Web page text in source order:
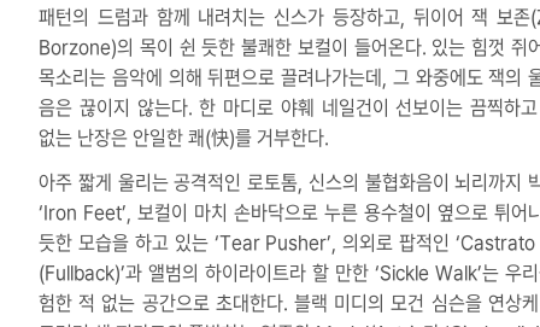
패턴의 드럼과 함께 내려치는 신스가 등장하고, 뒤이어 잭 보존
Borzone)의 목이 쉰 듯한 불쾌한 보컬이 들어온다. 있는 힘껏 쥐
목소리는 음악에 의해 뒤편으로 끌려나가는데, 그 와중에도 잭의
음은 끊이지 않는다. 한 마디로 야훼 네일건이 선보이는 끔찍하
없는 난장은 안일한 쾌(快)를 거부한다.
아주 짧게 울리는 공격적인 로토톰, 신스의 불협화음이 뇌리까지
‘Iron Feet’, 보컬이 마치 손바닥으로 누른 용수철이 옆으로 튀어
듯한 모습을 하고 있는 ‘Tear Pusher’, 의외로 팝적인
(Fullback)’과 앨범의 하이라이트라 할 만한 ‘Sickle Walk’는 우
험한 적 없는 공간으로 초대한다. 블랙 미디의 모건 심슨을 연상